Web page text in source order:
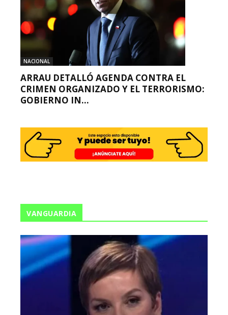
NACIONAL
ARRAU DETALLÓ AGENDA CONTRA EL
CRIMEN ORGANIZADO Y EL TERRORISMO:
GOBIERNO IN...
VANGUARDIA